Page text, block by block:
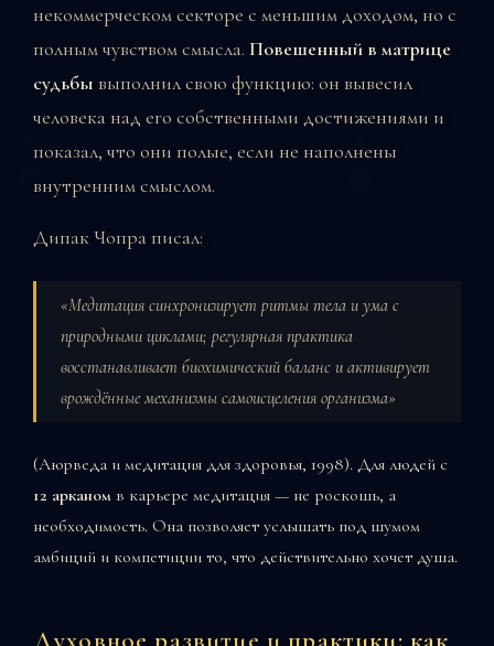
некоммерческом секторе с меньшим доходом, но с
полным чувством смысла. Повешенный в матрице
судьбы выполнил свою функцию: он вывесил
человека над его собственными достижениями и
показал, что они полые, если не наполнены
внутренним смыслом.
Дипак Чопра писал:
«Медитация синхронизирует ритмы тела и ума с
природными циклами; регулярная практика
восстанавливает биохимический баланс и активирует
врождённые механизмы самоисцеления организма»
(Аюрведа и медитация для здоровья, 1998). Для людей с
12 арканом в карьере медитация — не роскошь, а
необходимость. Она позволяет услышать под шумом
амбиций и компетиции то, что действительно хочет душа.